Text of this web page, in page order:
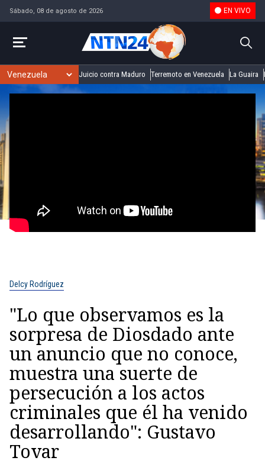
Sábado, 08 de agosto de 2026 EN VIVO
Juicio contra Maduro Terremoto en Venezuela La Guaira
Delcy Rodríguez
"Lo que observamos es la
sorpresa de Diosdado ante
un anuncio que no conoce,
muestra una suerte de
persecución a los actos
criminales que él ha venido
desarrollando": Gustavo
Tovar